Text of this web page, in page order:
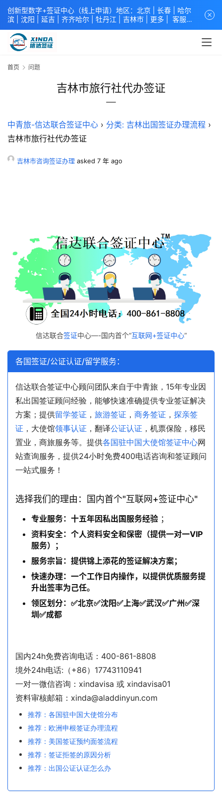
首页 问题
吉林市旅行社代办签证
中青旅-信达联合签证中心 › 分类: 吉林出国签证办理流程 ›
吉林市旅行社代办签证
吉林市咨询签证办理 asked 7 年 ago
信达联合签证中心—-国内首个“互联网+签证中心”
各国签证/公证认证/留学服务：
信达联合签证中心顾问团队来自于中青旅，15年专业因
私出国签证顾问经验，能够快速准确提供专业签证解决
方案；提供留学签证 ， 旅游签证 ， 商务签证 ， 探亲签
证 ，大使馆领事认证 ，翻译公证认证 ，机票保险，移民
置业，商旅服务等。提供各国驻中国大使馆签证中心网
站查询服务，提供24小时免费400电话咨询和签证顾问
一站式服务！
选择我们的理由：国内首个"互联网+签证中心"
专业服务：十五年因私出国服务经验 ；
资料安全：个人资料安全和保密（提供一对一VIP
服务）；
服务宗旨：提供锦上添花的签证解决方案；
快速办理：一个工作日内操作，以提供优质服务提
升出签率为己任。
领区划分：✅北京✅沈阳✅上海✅武汉✅广州✅深
圳✅成都
国内24h免费咨询电话：400-861-8808
境外24h电话:（+86）17743110941
一对一微信咨询：xindavisa 或 xindavisa01
资料审核邮箱：xinda@aladdinyun.com
推荐：各国驻中国大使馆分布
推荐：欧洲申根签证办理流程
推荐：美国签证预约面签流程
推荐：签证拒签的原因分析
推荐：出国公证认证怎么办
创新型数字+签证中心（线上申请）地区：北京 | 长春
哈尔
滨
沈阳 延吉 | 齐齐哈尔 | 牡丹江 吉林市 | 更多 | 客服中
心
中青旅信达联合签证中心
学签证 商务签证 探亲签证 旅游签证 涉外公证 外交部认证 单
xindavisa01 免责声明：本站非政府网站，不隶属于大使馆！
提供服务机构：
.专业：留学签证 商务签证 探亲签证 旅游签证 涉外公证 外
交部认证 单（双认证），海牙认证。